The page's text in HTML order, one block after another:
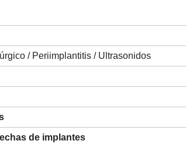
/ Periimplantitis / Ultrasonidos
de implantes